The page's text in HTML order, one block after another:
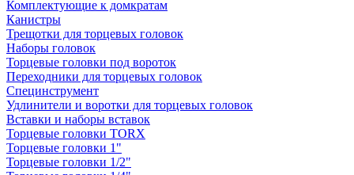
Комплектующие к домкратам
Канистры
Трещотки для торцевых головок
Наборы головок
Торцевые головки под вороток
Переходники для торцевых головок
Специнструмент
Удлинители и воротки для торцевых головок
Вставки и наборы вставок
Торцевые головки TORX
Торцевые головки 1"
Торцевые головки 1/2"